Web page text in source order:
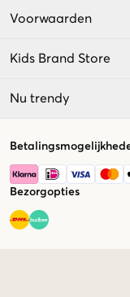
Voorwaarden
Kids Brand Store
Nu trendy
Bezorgopties